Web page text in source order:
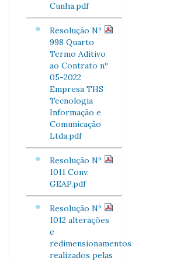
Cunha.pdf
Resolução Nº
998 Quarto
Termo Aditivo
ao Contrato nº
05-2022
Empresa THS
Tecnologia
Informação e
Comunicação
Ltda.pdf
Resolução Nº
1011 Conv.
GEAP.pdf
Resolução Nº
1012 alterações
e
redimensionamentos
realizados pelas